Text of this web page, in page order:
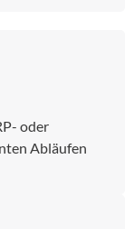
oder
Abläufen